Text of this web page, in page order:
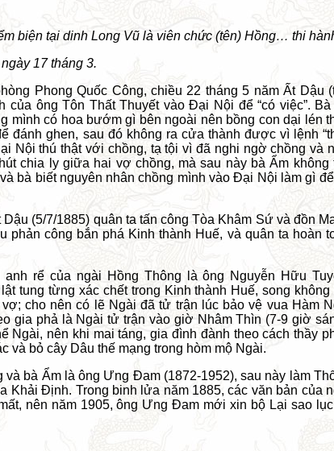
biện tại dinh Long Vũ là viên chức (tên) Hồng… thi
17 tháng 3.
Phong Quốc Công, chiều 22 tháng 5 năm Ất Dậu
của ông Tôn Thất Thuyết vào Đại Nội để “có việc”.
mình có hoa bướm gì bên ngoài nên bồng con dại lén
đánh ghen, sau đó không ra cửa thành được vì lệnh
Nội thú thật với chồng, tạ tội vì đã nghi ngờ chồng và
chia ly giữa hai vợ chồng, mà sau này bà Ẩm không
bà biết nguyên nhân chồng mình vào Đại Nội làm gì
(5/7/1885) quân ta tấn công Tòa Khâm Sứ và đồn
phản công bắn phá Kinh thành Huế, và quân ta hoàn
anh rể của ngài Hồng Thông làông Nguyễn Hữu
tung từng xác chết trong Kinh thành Huế, song không
cho nên có lẽ Ngài đã tử trận lúc bảo vệ vua Hàm
gia phả là Ngài tử trận vào giờ Nhâm Thìn (7-9 giờ
Ngài, nên khi mai táng, gia đình đành theo cách thầy
và bỏ cây Dâu thế mạng trong hòm mộ Ngài.
và bà Ẩm làông Ưng Đam (1872-1952), sau này làm
Khải Định. Trong binh lửa năm 1885, các văn bản của
nên năm 1905, ông Ưng Đam mới xin bộ Lại sao